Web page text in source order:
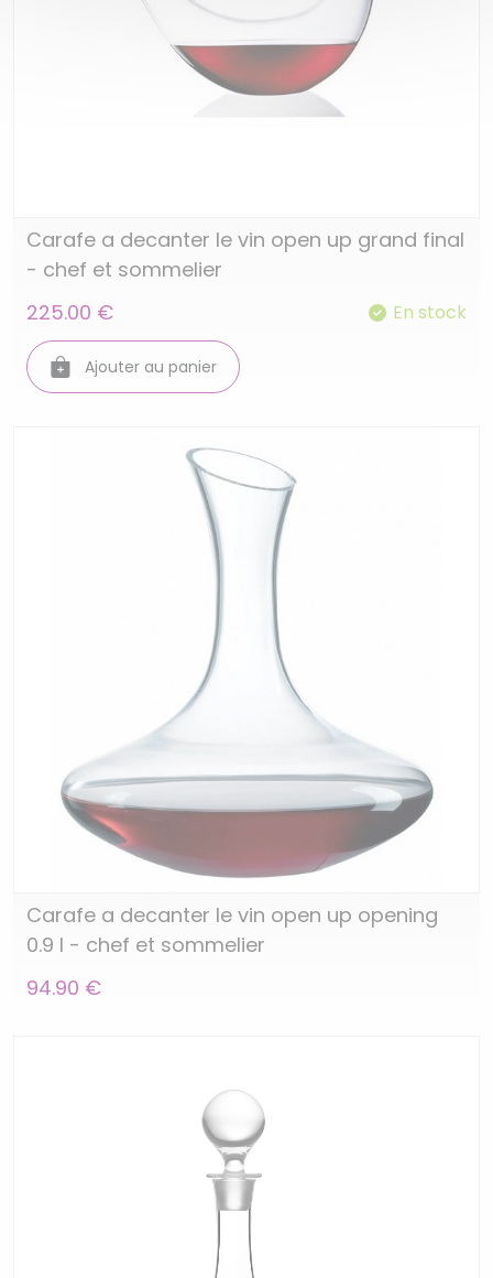
Carafe a decanter le vin open up grand final
- chef et sommelier
225.00 €
En stock
Ajouter au panier
Carafe a decanter le vin open up opening
0.9 l - chef et sommelier
94.90 €